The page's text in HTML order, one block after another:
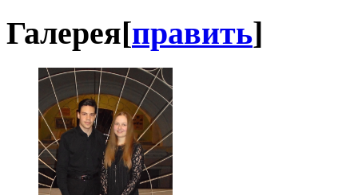
Галерея[править]